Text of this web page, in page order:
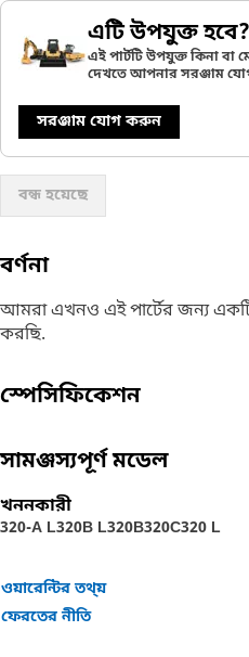
এটি উপযুক্ত হবে?
এই পার্টটি উপযুক্ত কিনা
দেখতে আপনার সরঞ্জাম
সরঞ্জাম যোগ করুন
বন্ধ হয়েছে
বর্ণনা
আমরা এখনও এই পার্টের জন্য
করছি.
স্পেসিফিকেশন
সামঞ্জস্যপূর্ণ মডেল
খননকারী
320-A L320B L320B320C320 L
ওয়ারেন্টির তথ্য়
ফেরতের নীতি